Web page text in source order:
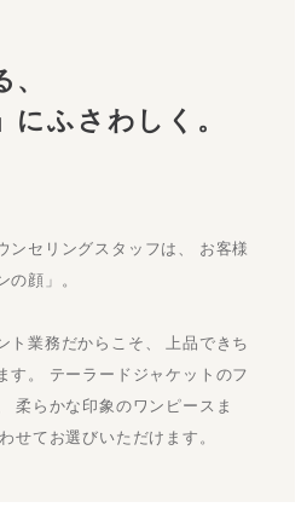
にふさわしく。
ンセリングスタッフは、 お客様
の顔」。
ト業務だからこそ、 上品できち
す。 テーラードジャケットのフ
柔らかな印象のワンピースま
せてお選びいただけます。